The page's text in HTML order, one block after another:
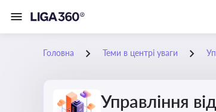
Головна Теми в центрі уваги
Управління